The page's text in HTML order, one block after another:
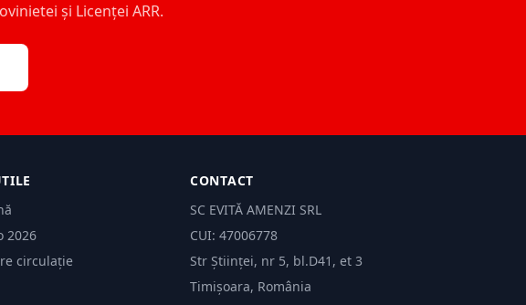
și Licenței ARR.
2026
circulație
CONTACT
SC EVITĂ AMENZI SRL
CUI: 47006778
Str Științei, nr 5, bl.D41, et 3
Timișoara, România